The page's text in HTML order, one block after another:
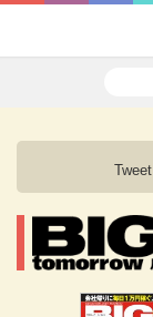
Tweet